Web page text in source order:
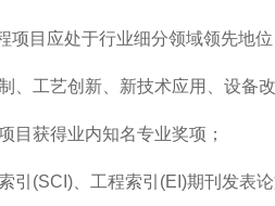
项目应处于行业细分领域领先地
、工艺创新、新技术应用、设备
目获得业内知名专业奖项；
引(SCI)、工程索引(EI)期刊发表